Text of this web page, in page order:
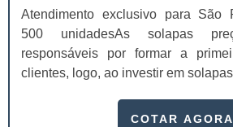
atendimento diferenciado na
propostas que atendam às suas
dessa forma, será possível adquirir
fichas numerados em geral
as suas conveniências, enquanto
Atendimento exclusivo para São
500 unidadesAs solapas
responsáveis por formar a
clientes, logo, ao investir em
inclusive, as possibilidades de
COTAR AGORA